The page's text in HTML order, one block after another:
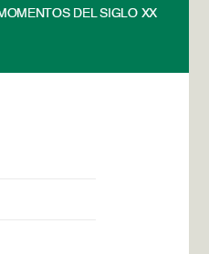
DEL SIGLO XX